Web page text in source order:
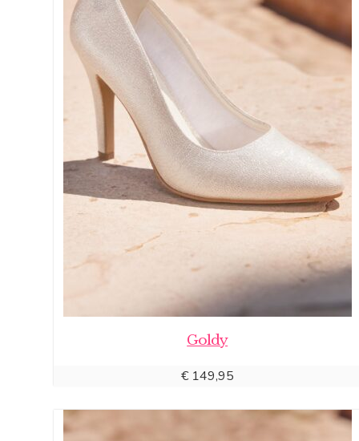
Goldy
€149,95